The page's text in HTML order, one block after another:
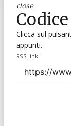
close
Clicca sul
appunti.
RSS link